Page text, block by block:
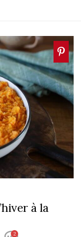
à la
2